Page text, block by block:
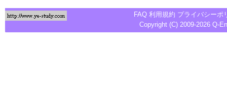
FAQ 利用規約 プライバシーポ
Copyright (C) 2009-2026 Q-